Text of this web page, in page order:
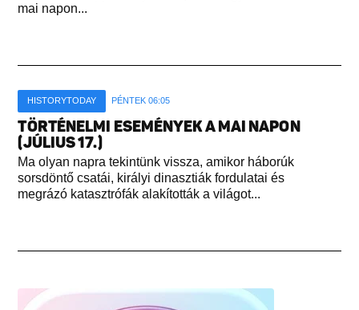
mai napon...
HISTORYTODAY PÉNTEK 06:05
TÖRTÉNELMI ESEMÉNYEK A MAI NAPON
(JÚLIUS 17.)
Ma olyan napra tekintünk vissza, amikor háborúk
sorsdöntő csatái, királyi dinasztiák fordulatai és
megrázó katasztrófák alakították a világot...